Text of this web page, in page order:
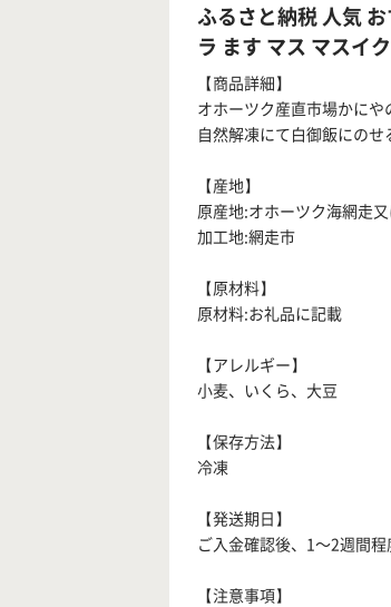
ふるさと納税 人気
ラ ます マス マスイ
【商品詳細】
オホーツク産直市場かにや
自然解凍にて白御飯にの
【産地】
原産地:オホーツク海網走
加工地:網走市
【原材料】
原材料:お礼品に記載
【アレルギー】
小麦、いくら、大豆
【保存方法】
冷凍
【発送期日】
ご入金確認後、1～2週間
【注意事項】